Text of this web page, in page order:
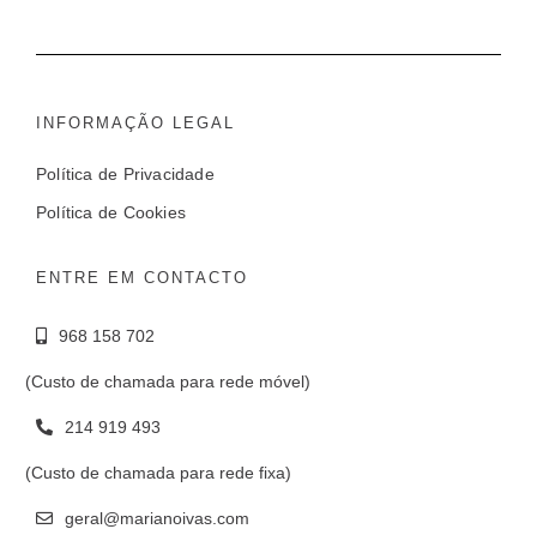
INFORMAÇÃO LEGAL
Política de Privacidade
Política de Cookies
ENTRE EM CONTACTO
968 158 702
(Custo de chamada para rede móvel)
214 919 493
(Custo de chamada para rede fixa)
geral@marianoivas.com